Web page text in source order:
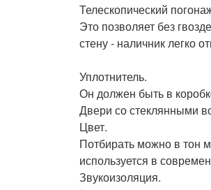
Телескопический
Это позволяет без
стену - наличник легко
Уплотнитель.
Он должен быть в
Двери со стеклянными
Цвет.
Потбирать можно в тон
используется в
Звукоизоляция.